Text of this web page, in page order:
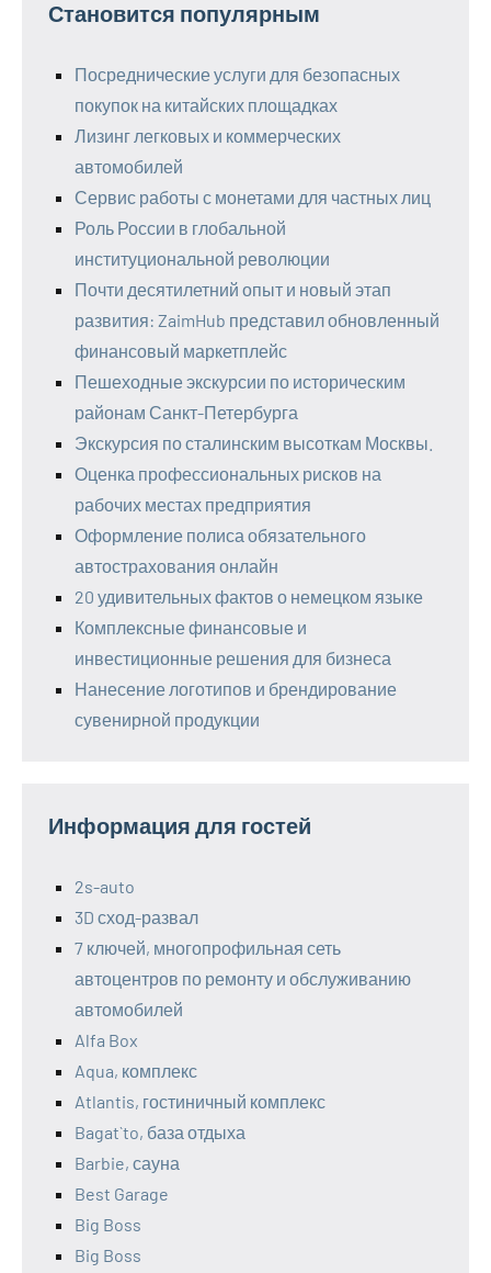
Становится популярным
Посреднические услуги для безопасных
покупок на китайских площадках
Лизинг легковых и коммерческих
автомобилей
Сервис работы с монетами для частных лиц
Роль России в глобальной
институциональной революции
Почти десятилетний опыт и новый этап
развития: ZaimHub представил обновленный
финансовый маркетплейс
Пешеходные экскурсии по историческим
районам Санкт-Петербурга
Экскурсия по сталинским высоткам Москвы.
Оценка профессиональных рисков на
рабочих местах предприятия
Оформление полиса обязательного
автострахования онлайн
20 удивительных фактов о немецком языке
Комплексные финансовые и
инвестиционные решения для бизнеса
Нанесение логотипов и брендирование
сувенирной продукции
Информация для гостей
2s-auto
3D сход-развал
7 ключей, многопрофильная сеть
автоцентров по ремонту и обслуживанию
автомобилей
Alfa Box
Aqua, комплекс
Atlantis, гостиничный комплекс
Bagat`to, база отдыха
Barbie, сауна
Best Garage
Big Boss
Big Boss